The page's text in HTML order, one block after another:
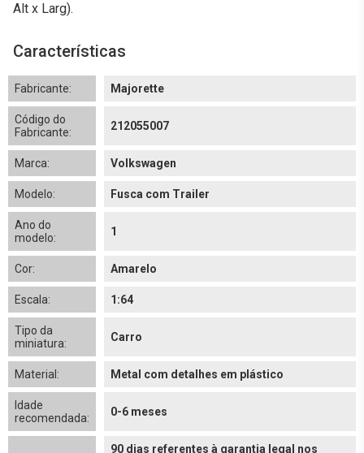
Alt x Larg).
Características
Fabricante: Majorette
Código do
Fabricante:
212055007
Marca: Volkswagen
Modelo: Fusca com Trailer
Ano do
modelo:
1
Cor: Amarelo
Escala: 1:64
Tipo da
miniatura:
Carro
Material: Metal com detalhes em plástico
Idade
recomendada:
0-6 meses
90 dias referentes à garantia legal nos